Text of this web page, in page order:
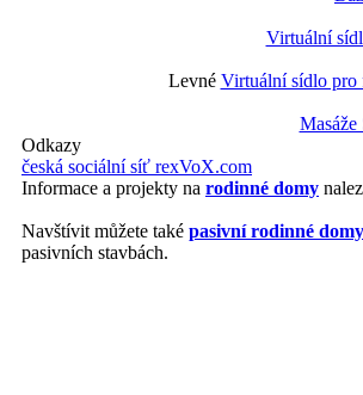
Virtuální
Levné Virtuální sídlo pro
Odkazy
česká sociální síť rexVoX.com
Informace a projekty na rodinné domy
Navštívit můžete také pasivní rodinné
pasivních stavbách.